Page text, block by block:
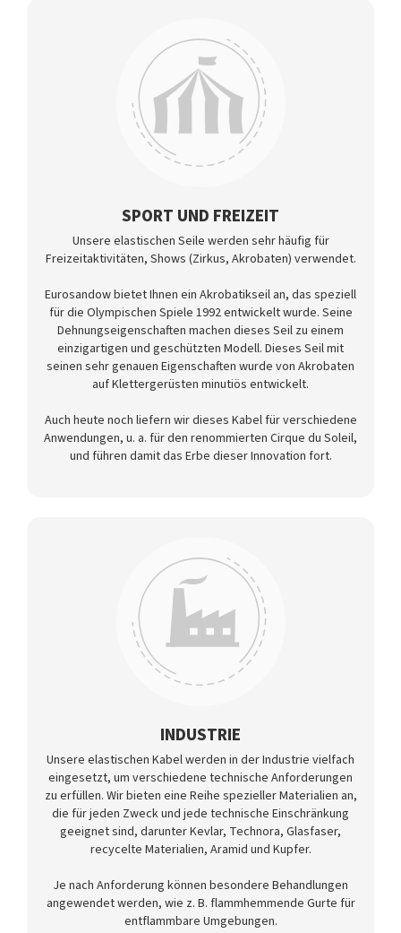
SPORT UND FREIZEIT
Unsere elastischen Seile werden sehr häufig für
Freizeitaktivitäten, Shows (Zirkus, Akrobaten) verwendet.
Eurosandow bietet Ihnen ein Akrobatikseil an, das speziell
für die Olympischen Spiele 1992 entwickelt wurde. Seine
Dehnungseigenschaften machen dieses Seil zu einem
einzigartigen und geschützten Modell. Dieses Seil mit
seinen sehr genauen Eigenschaften wurde von Akrobaten
auf Klettergerüsten minutiös entwickelt.
Auch heute noch liefern wir dieses Kabel für verschiedene
Anwendungen, u. a. für den renommierten Cirque du Soleil,
und führen damit das Erbe dieser Innovation fort.
INDUSTRIE
Unsere elastischen Kabel werden in der Industrie vielfach
eingesetzt, um verschiedene technische Anforderungen
zu erfüllen. Wir bieten eine Reihe spezieller Materialien an,
die für jeden Zweck und jede technische Einschränkung
geeignet sind, darunter Kevlar, Technora, Glasfaser,
recycelte Materialien, Aramid und Kupfer.
Je nach Anforderung können besondere Behandlungen
angewendet werden, wie z. B. flammhemmende Gurte für
entflammbare Umgebungen.